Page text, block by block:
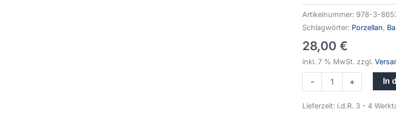
Artikelnummer: 978-3-
Schlagwörter: Porzellan,
28,00 €
inkl. 7 % MwSt. zzgl.
- + In
Lieferzeit: i.d.R. 3 - 4